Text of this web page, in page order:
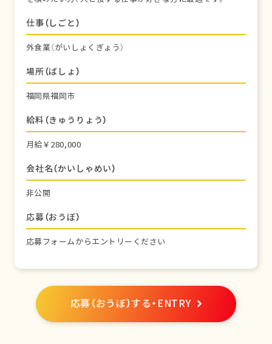
仕事（しごと）
外食業（がいしょくぎょう）
場所（ばしょ）
福岡県福岡市
給料（きゅうりょう）
月給￥280,000
会社名（かいしゃめい）
非公開
応募（おうぼ）
応募フォームからエントリーください
応募（おうぼ）する・ENTRY